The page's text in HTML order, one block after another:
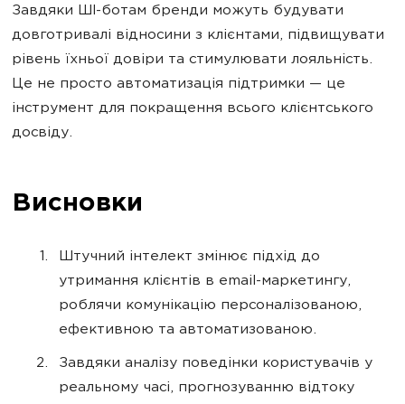
Завдяки ШІ-ботам бренди можуть будувати
довготривалі відносини з клієнтами, підвищувати
рівень їхньої довіри та стимулювати лояльність.
Це не просто автоматизація підтримки — це
інструмент для покращення всього клієнтського
досвіду.
Висновки
Штучний інтелект змінює підхід до
утримання клієнтів в email-маркетингу,
роблячи комунікацію персоналізованою,
ефективною та автоматизованою.
Завдяки аналізу поведінки користувачів у
реальному часі, прогнозуванню відтоку